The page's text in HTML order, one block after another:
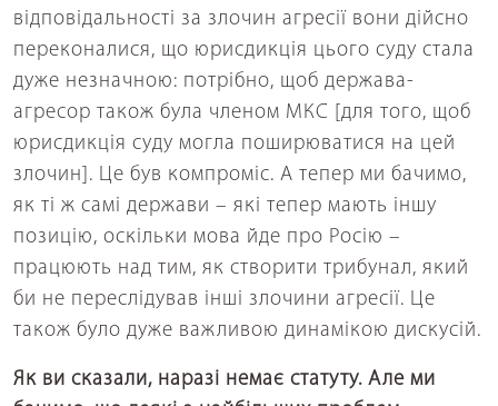
відповідальності за злочин агресії вони дійсно
переконалися, що юрисдикція цього суду стала
дуже незначною: потрібно, щоб держава-
агресор також була членом МКС [для того, щоб
юрисдикція суду могла поширюватися на цей
злочин]. Це був компроміс. А тепер ми бачимо,
як ті ж самі держави – які тепер мають іншу
позицію, оскільки мова йде про Росію –
працюють над тим, як створити трибунал, який
би не переслідував інші злочини агресії. Це
також було дуже важливою динамікою дискусій.
Як ви сказали, наразі немає статуту. Але ми